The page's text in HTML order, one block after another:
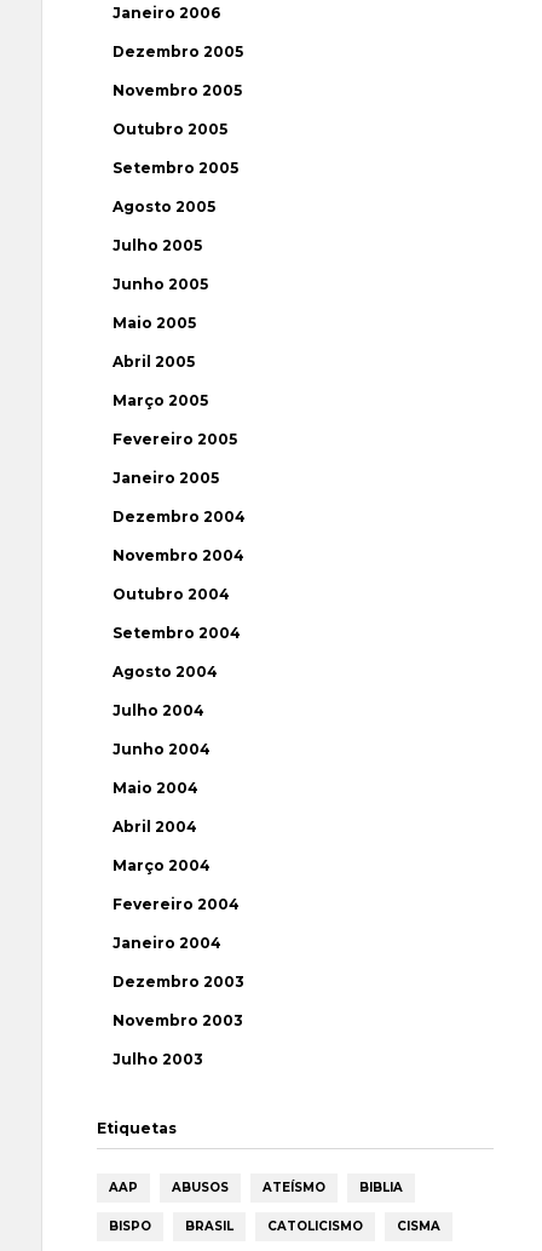
Janeiro 2006
Dezembro 2005
Novembro 2005
Outubro 2005
Setembro 2005
Agosto 2005
Julho 2005
Junho 2005
Maio 2005
Abril 2005
Março 2005
Fevereiro 2005
Janeiro 2005
Dezembro 2004
Novembro 2004
Outubro 2004
Setembro 2004
Agosto 2004
Julho 2004
Junho 2004
Maio 2004
Abril 2004
Março 2004
Fevereiro 2004
Janeiro 2004
Dezembro 2003
Novembro 2003
Julho 2003
Etiquetas
AAP ABUSOS ATEÍSMO BIBLIA
BISPO BRASIL CATOLICISMO CISMA